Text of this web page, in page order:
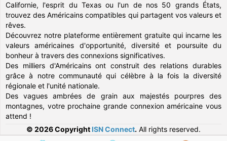
Californie, l'esprit du Texas ou l'un de nos 50 grands États,
trouvez des Américains compatibles qui partagent vos valeurs et
rêves.
Découvrez notre plateforme entièrement gratuite qui incarne les
valeurs américaines d'opportunité, diversité et poursuite du
bonheur à travers des connexions significatives.
Des milliers d'Américains ont construit des relations durables
grâce à notre communauté qui célèbre à la fois la diversité
régionale et l'unité nationale.
Des vagues ambrées de grain aux majestés pourpres des
montagnes, votre prochaine grande connexion américaine vous
attend !
© 2026 Copyright ISN Connect. All rights reserved.